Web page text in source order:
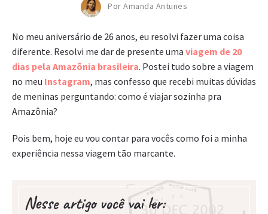
Por Amanda Antunes
No meu aniversário de 26 anos, eu resolvi fazer uma coisa
diferente. Resolvi me dar de presente uma viagem de 20
dias pela Amazônia brasileira. Postei tudo sobre a viagem
no meu Instagram, mas confesso que recebi muitas dúvidas
de meninas perguntando: como é viajar sozinha pra
Amazônia?
Pois bem, hoje eu vou contar para vocês como foi a minha
experiência nessa viagem tão marcante.
Nesse artigo você vai ler: